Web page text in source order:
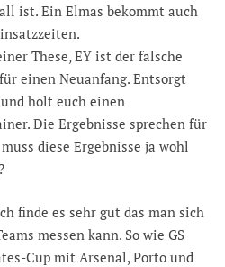
ist. Ein Elmas bekommt auch
These, EY ist der falsche
einen Neuanfang. Entsorgt
holt euch einen
Die Ergebnisse sprechen für
diese Ergebnisse ja wohl
finde es sehr gut das man sich
messen kann. So wie GS
Cup mit Arsenal, Porto und